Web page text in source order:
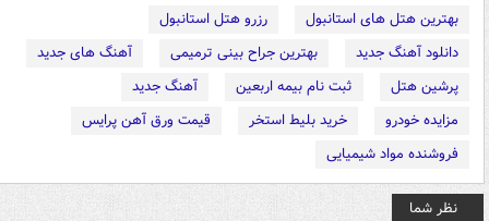
بهترین هتل های استانبول
رزرو هتل استانبول
دانلود آهنگ جدید
بهترین جراح بینی ترمیمی
آهنگ های جدید
پرشین هتل
ثبت نام بیمه اربعین
آهنگ جدید
مزایده خودرو
خرید بلیط استخر
قیمت ورق آهن پرایس
فروشنده مواد شیمیایی
نظر شما